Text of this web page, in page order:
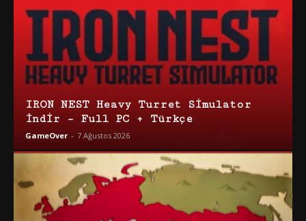
IRON NEST Heavy Turret Simulator
İndir – Full PC + Türkçe
GameOver - 7 Ağustos 2026